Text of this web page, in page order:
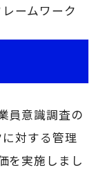
ームワーク
員意識調査の
対する管理
を実施しまし